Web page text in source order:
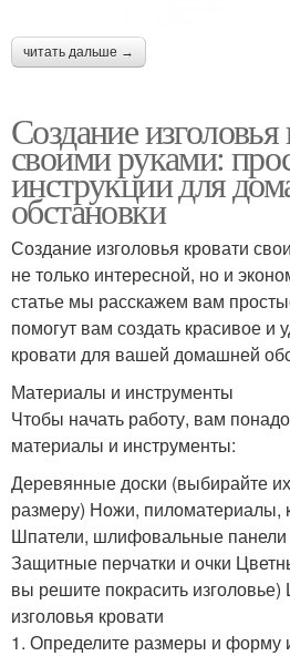
читать дальше →
Создание изголовья
своими руками:
инструкции для
обстановки
Создание изголовья кровати
не только интересной, но и
статье мы расскажем вам
помогут вам создать красивое и
кровати для вашей домашней
Материалы и инструменты
Чтобы начать работу, вам
материалы и инструменты:
Деревянные доски (выбирайте
размеру) Ножи, пиломатериалы,
Шпатели, шлифовальные
Защитные перчатки и очки
вы решите покрасить
изголовья кровати
1. Определите размеры и форму